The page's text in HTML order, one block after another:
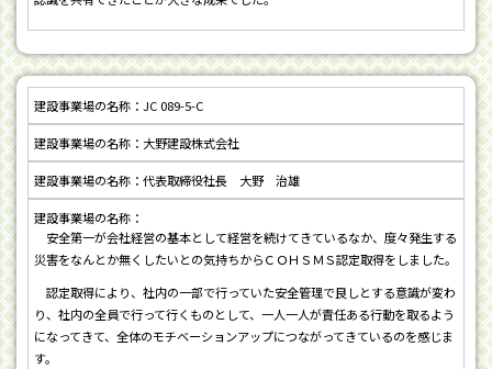
JC 089-5-C
大野建設株式会社
代表取締役社長 大野 治雄
安全第一が会社経営の基本として経営を続けてきているなか、度々発生する
災害をなんとか無くしたいとの気持ちからＣＯＨＳＭＳ認定取得をしました。
認定取得により、社内の一部で行っていた安全管理で良しとする意識が変わ
り、社内の全員で行って行くものとして、一人一人が責任ある行動を取るよう
になってきて、全体のモチベーションアップにつながってきているのを感じま
す。